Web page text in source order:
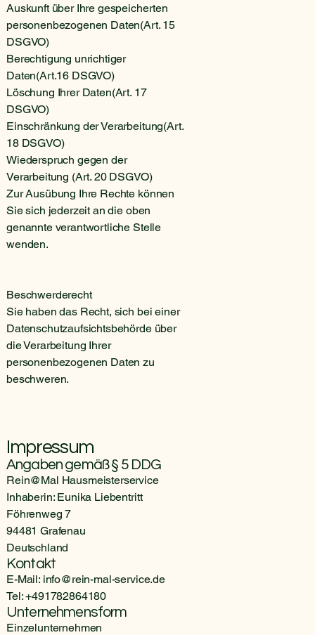
Auskunft über Ihre gespeicherten
personenbezogenen Daten(Art. 15
DSGVO)
Berechtigung unrichtiger
Daten(Art.16 DSGVO)
Löschung Ihrer Daten(Art. 17
DSGVO)
Einschränkung der Verarbeitung(Art.
18 DSGVO)
Wiederspruch gegen der
Verarbeitung (Art. 20 DSGVO)
Zur Ausübung Ihre Rechte können
Sie sich jederzeit an die oben
genannte verantwortliche Stelle
wenden.
Beschwerderecht
Sie haben das Recht, sich bei einer
Datenschutzaufsichtsbehörde über
die Verarbeitung Ihrer
personenbezogenen Daten zu
beschweren.
Impressum
Angaben gemäß § 5 DDG
Rein@Mal Hausmeisterservice
Inhaberin: Eunika Liebentritt
Föhrenweg 7
94481 Grafenau
Deutschland
Kontakt
E-Mail: info@rein-mal-service.de
Tel: +491782864180
Unternehmensform
Einzelunternehmen